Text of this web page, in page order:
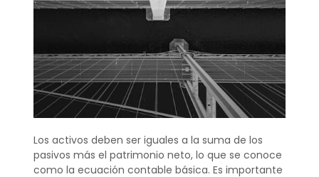
Los activos deben ser iguales a la suma de los
pasivos más el patrimonio neto, lo que se conoce
como la ecuación contable básica. Es importante